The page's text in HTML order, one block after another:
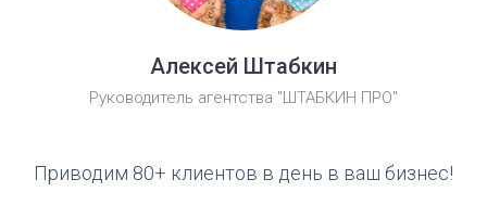
Алексей Штабкин
Руководитель агентства "ШТАБКИН ПРО"
Приводим 80+ клиентов в день в ваш бизнес!